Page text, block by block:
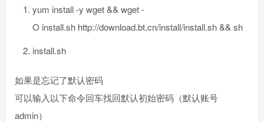
yum install -y wget && wget -
O install.sh http://download.bt.cn/install/install.sh && sh
install.sh
如果是忘记了默认密码
可以输入以下命令回车找回默认初始密码（默认账号
admin）